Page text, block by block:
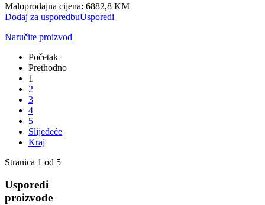
Maloprodajna cijena: 6882,8 KM
Dodaj za usporedbuUsporedi
Naručite proizvod
Početak
Prethodno
1
2
3
4
5
Slijedeće
Kraj
Stranica 1 od 5
Usporedi
proizvode